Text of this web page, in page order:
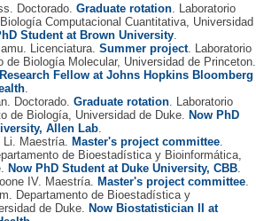
Doctorado. Graduate rotation . Laboratorio
Computacional Cuantitativa, Universidad
Student at Brown University
Licenciatura. Summer project. Laboratorio
de Biología Molecular, Universidad de Princeton.
Fellow at Johns Hopkins Bloomberg
Doctorado. Graduate rotation . Laboratorio
de Biología, Universidad de Duke.
Now PhD
Allen Lab
Li. Maestría.
Master's project committee
de Bioestadística y Bioinformática,
Now PhD Student at Duke University, CBB
IV. Maestría.
Master's project committee
Departamento de Bioestadística y
de Duke.
Now Biostatistician II at